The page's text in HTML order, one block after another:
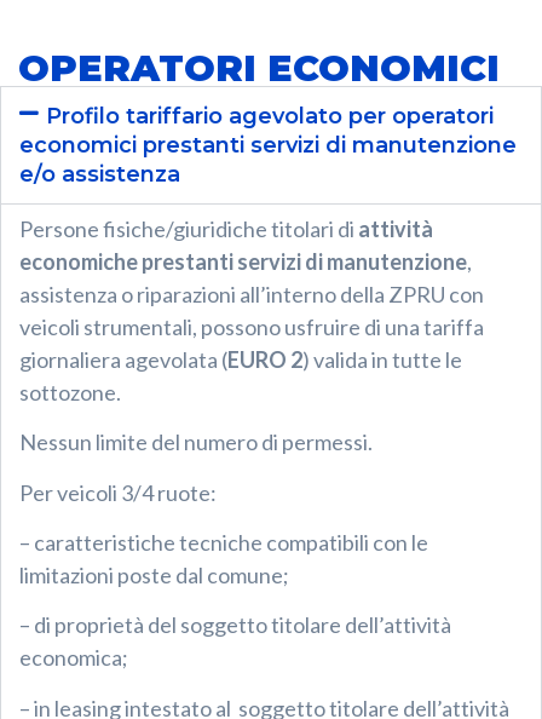
OPERATORI ECONOMICI
Profilo tariffario agevolato per operatori
economici prestanti servizi di manutenzione
e/o assistenza
Persone fisiche/giuridiche titolari di attività
economiche prestanti servizi di manutenzione,
assistenza o riparazioni all’interno della ZPRU con
veicoli strumentali, possono usfruire di una tariffa
giornaliera agevolata (EURO 2) valida in tutte le
sottozone.
Nessun limite del numero di permessi.
Per veicoli 3/4 ruote:
– caratteristiche tecniche compatibili con le
limitazioni poste dal comune;
– di proprietà del soggetto titolare dell’attività
economica;
– in leasing intestato al soggetto titolare dell’attività